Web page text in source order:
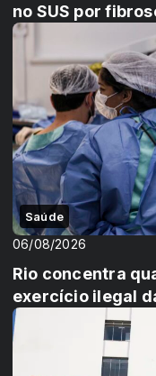
no SUS por
Saúde
06/08/2026
Rio concentra
exercício ilegal